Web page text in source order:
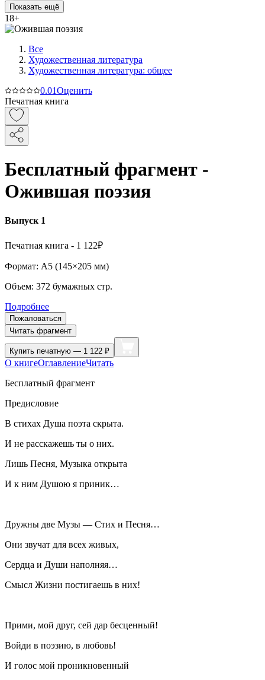
Показать ещё
18+
Все
Художественная литература
Художественная литература: общее
0.01Оценить
Печатная книга
Бесплатный фрагмент -
Ожившая поэзия
Выпуск 1
Печатная книга - 1 122₽
Формат: A5 (145×205 мм)
Объем: 372 бумажных стр.
Подробнее
Пожаловаться
Читать фрагмент
Купить печатную — 1 122 ₽
О книгеОглавлениеЧитать
Бесплатный фрагмент
Предисловие
В стихах Душа поэта скрыта.
И не расскажешь ты о них.
Лишь Песня, Музыка открыта
И к ним Душою я приник…
Дружны две Музы — Стих и Песня…
Они звучат для всех живых,
Сердца и Души наполняя…
Смысл Жизни постигаешь в них!
Прими, мой друг, сей дар бесценный!
Войди в поэзию, в любовь!
И голос мой проникновенный